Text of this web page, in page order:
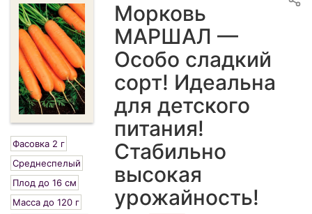
Фасовка 2 г
Среднеспелый
Плод до 16 см
Масса до 120 г
Морковь
МАРШАЛ —
Особо сладкий
сорт! Идеальна
для детского
питания!
Стабильно
высокая
урожайность!